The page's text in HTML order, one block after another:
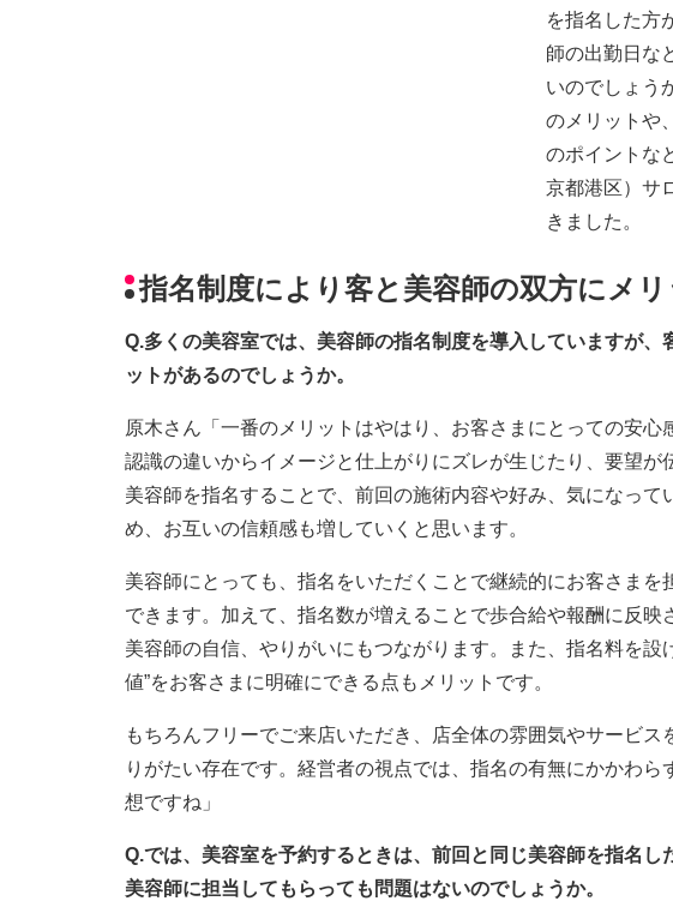
を指名した方
師の出勤日な
いのでしょう
のメリットや
のポイントな
京都港区）サ
きました。
指名制度により客と美容師の双方にメリ
Q.多くの美容室では、美容師の指名制度を導入していますが、
ットがあるのでしょうか。
原木さん「一番のメリットはやはり、お客さまにとっての安心
認識の違いからイメージと仕上がりにズレが生じたり、要望が
美容師を指名することで、前回の施術内容や好み、気になって
め、お互いの信頼感も増していくと思います。
美容師にとっても、指名をいただくことで継続的にお客さま
できます。加えて、指名数が増えることで歩合給や報酬に反映
美容師の自信、やりがいにもつながります。また、指名料を設
値”をお客さまに明確にできる点もメリットです。
もちろんフリーでご来店いただき、店全体の雰囲気やサービ
りがたい存在です。経営者の視点では、指名の有無にかかわら
想ですね」
Q.では、美容室を予約するときは、前回と同じ美容師を指名
美容師に担当してもらっても問題はないのでしょうか。